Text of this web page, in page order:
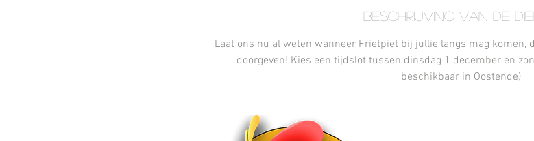
Beschrijving van de
Laat ons nu al weten wanneer Frietpiet bij jullie langs mag komen,
doorgeven! Kies een tijdslot tussen dinsdag 1 december en
beschikbaar in Oostende)